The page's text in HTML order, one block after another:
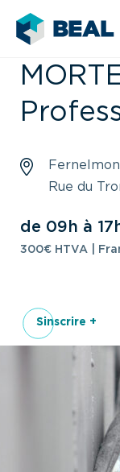
Rue du
de 09h à
300€ HTVA |
Sinscrire +